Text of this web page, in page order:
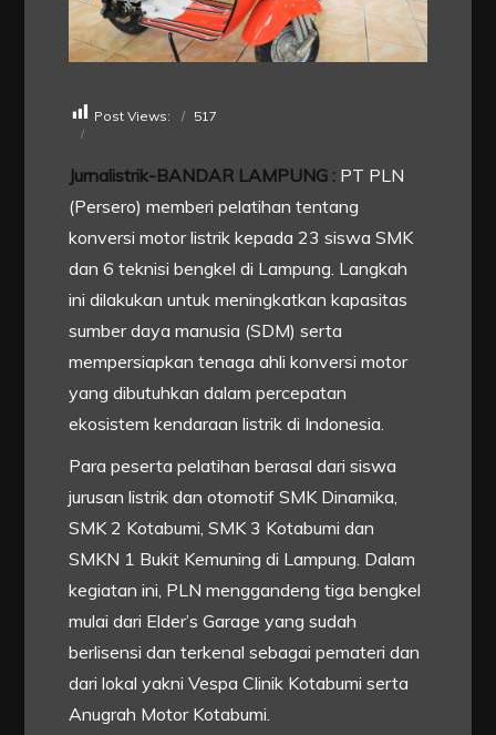
Post Views: 517
Jurnalistrik-BANDAR LAMPUNG : PT PLN
(Persero) memberi pelatihan tentang
konversi motor listrik kepada 23 siswa SMK
dan 6 teknisi bengkel di Lampung. Langkah
ini dilakukan untuk meningkatkan kapasitas
sumber daya manusia (SDM) serta
mempersiapkan tenaga ahli konversi motor
yang dibutuhkan dalam percepatan
ekosistem kendaraan listrik di Indonesia.
Para peserta pelatihan berasal dari siswa
jurusan listrik dan otomotif SMK Dinamika,
SMK 2 Kotabumi, SMK 3 Kotabumi dan
SMKN 1 Bukit Kemuning di Lampung. Dalam
kegiatan ini, PLN menggandeng tiga bengkel
mulai dari Elder’s Garage yang sudah
berlisensi dan terkenal sebagai pemateri dan
dari lokal yakni Vespa Clinik Kotabumi serta
Anugrah Motor Kotabumi.